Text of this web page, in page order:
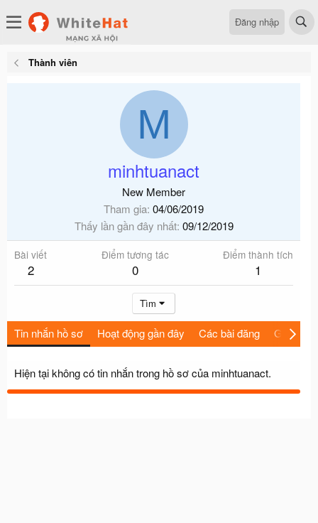
Đăng nhập
Thành viên
M
minhtuanact
New Member
Tham gia 04/06/2019
Thấy lần gần đây nhất 09/12/2019
Bài viết
2
Điểm tương tác
0
Điểm thành tích
1
Tìm
Tin nhắn hồ sơ Hoạt động gần đây Các bài đăng Giới thiệu
Hiện tại không có tin nhắn trong hồ sơ của minhtuanact.